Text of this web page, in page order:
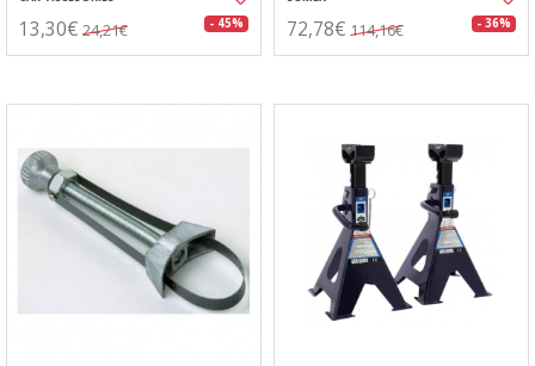
13,30€ 24,21€ - 45% 72,78€ 114,16€ - 36%